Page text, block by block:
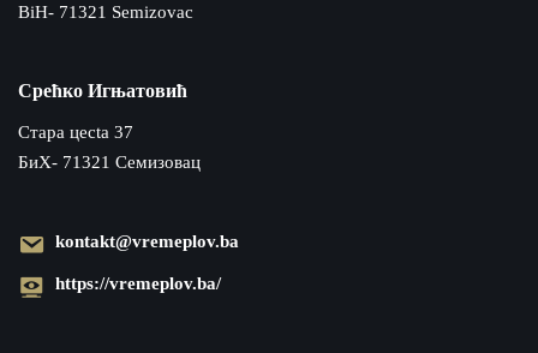
BiH- 71321 Semizovac
Срећко Игњатовић
Cтара цecta 37
БиХ- 71321 Семизовац
kontakt@vremeplov.ba
https://vremeplov.ba/